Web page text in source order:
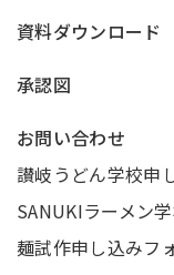
資料ダウンロード
承認図
お問い合わせ
讃岐うどん学校申
SANUKIラーメン
麺試作申し込みフ